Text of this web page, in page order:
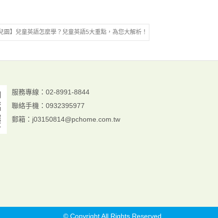
園】兒童英語怎麼學？兒童英語5大重點，為您大解析！
服務專線：02-8991-8844
聯絡手機： 0932395977
郵箱： j03150814@pchome.com.tw
© Copyright All Rights Reserved